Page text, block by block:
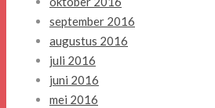
september 2016
augustus 2016
juli 2016
juni 2016
mei 2016